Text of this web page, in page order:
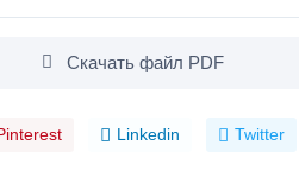
Скачать файл PDF
Linkedin Twitter